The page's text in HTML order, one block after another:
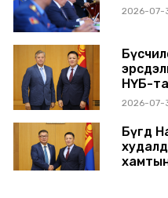
2026-07-
НҮБ-
2026-07-
Бүгд
хамтын